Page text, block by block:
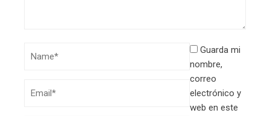
Guarda mi
nombre,
correo
electrónico y
web en este